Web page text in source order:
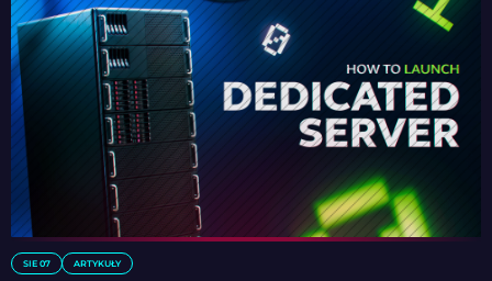
SIE 07 ARTYKUŁY